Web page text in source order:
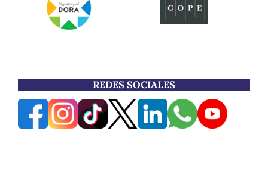
REDES SOCIALES